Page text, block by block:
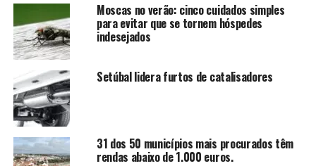
Moscas no verão: cinco cuidados simples
para evitar que se tornem hóspedes
indesejados
Setúbal lidera furtos de catalisadores
31 dos 50 municípios mais procurados têm
rendas abaixo de 1.000 euros.